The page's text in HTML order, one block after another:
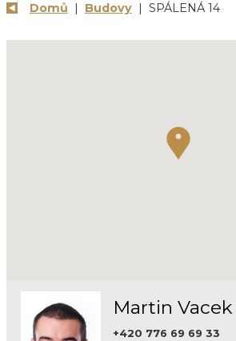
Domů | Budovy| SPÁLENÁ 14
Martin Vacek
+420 776 69 69 33